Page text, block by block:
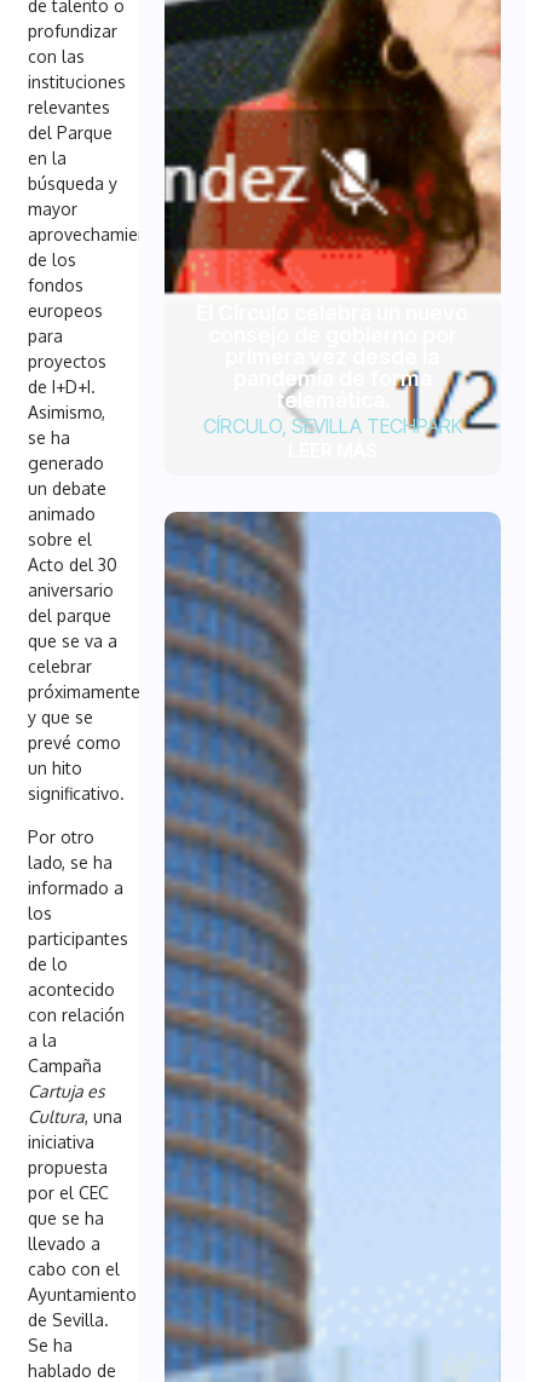
de talento o
profundizar
con las
instituciones
relevantes
del Parque
en la
búsqueda y
mayor
aprovechamiento
de los
fondos
europeos
para
proyectos
de I+D+I.
Asimismo,
se ha
generado
un debate
animado
sobre el
Acto del 30
aniversario
del parque
que se va a
celebrar
próximamente
y que se
prevé como
un hito
significativo.
Por otro
lado, se ha
informado a
los
participantes
de lo
acontecido
con relación
a la
Campaña
Cartuja es
Cultura, una
iniciativa
propuesta
por el CEC
que se ha
llevado a
cabo con el
Ayuntamiento
de Sevilla.
Se ha
hablado de
pandemia de forma
telemática.
CÍRCULO, SEVILLA TECHPARK